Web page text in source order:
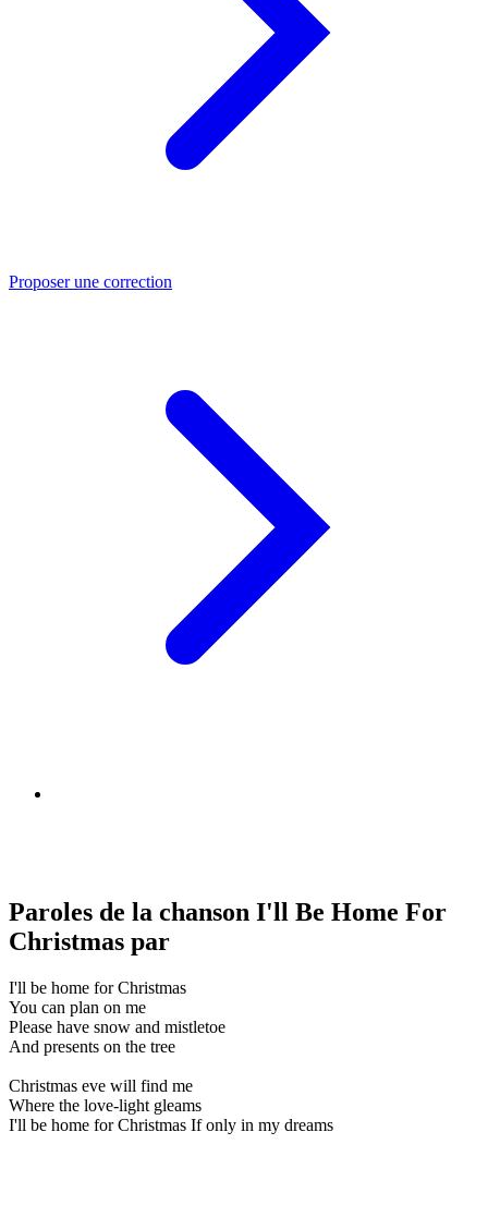
Proposer une correction
Paroles de la chanson I'll Be Home For
Christmas par
I'll be home for Christmas
You can plan on me
Please have snow and mistletoe
And presents on the tree
Christmas eve will find me
Where the love-light gleams
I'll be home for Christmas If only in my dreams